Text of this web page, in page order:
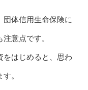
団体信用生命保険に
意点です。
をはじめると、思わ
。